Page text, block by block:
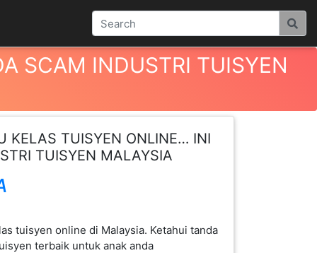
SCAM INDUSTRI TUISYEN
KELAS TUISYEN ONLINE… INI
TUISYEN MALAYSIA
tuisyen online di Malaysia. Ketahui tanda
terbaik untuk anak anda